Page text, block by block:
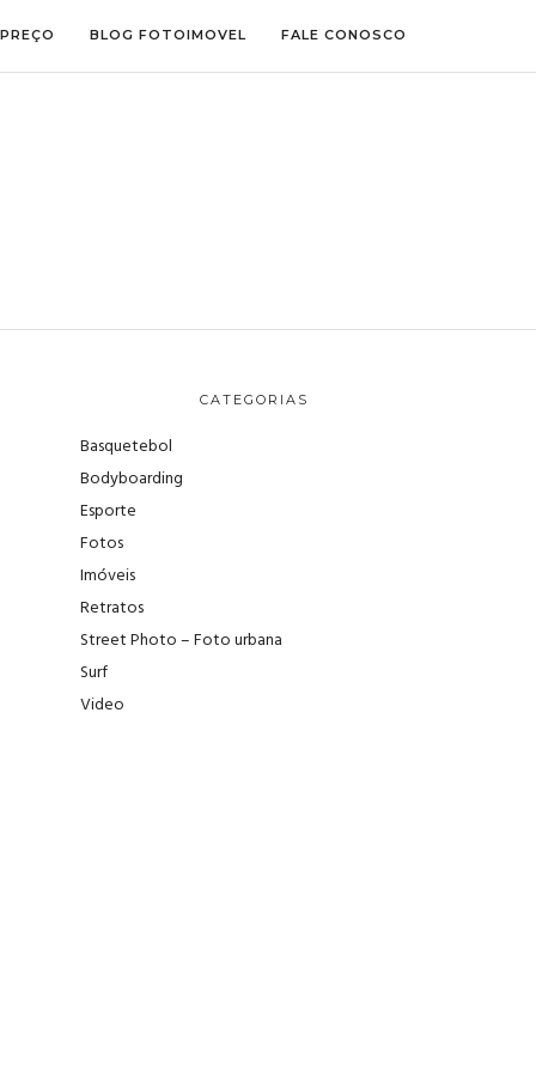
BLOG FOTOIMOVEL FALE CONOSCO
CATEGORIAS
Basquetebol
Bodyboarding
Esporte
Fotos
Imóveis
Retratos
Street Photo – Foto urbana
Surf
Video